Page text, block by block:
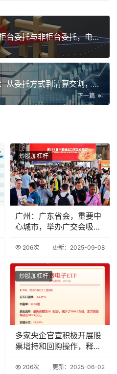
证券委托买卖形式解析：柜台委托与非柜台委托，电话与自助方式全
股票买卖委托程序全解析：从委托方式到清算交割，完整流程一览
下一篇
炒股加杠杆
广州：广东省会，重要中
心城市，举办广交会吸引
206次 更新：2025-09-08
炒股加杠杆
多家央企官宣积极开展股
票增持和回购操作，释放
206次 更新：2025-06-02